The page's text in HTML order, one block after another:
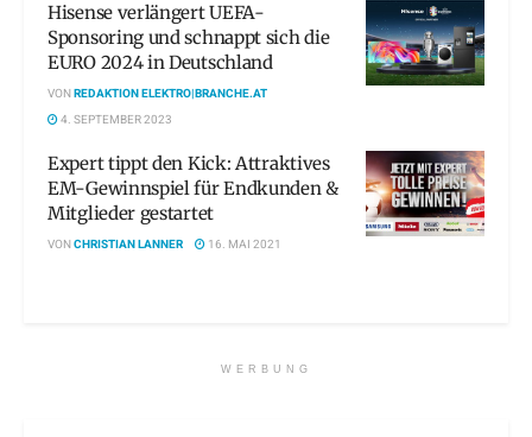
Hisense verlängert UEFA-
Sponsoring und schnappt sich die
EURO 2024 in Deutschland
VONREDAKTION ELEKTRO|BRANCHE.AT
4. SEPTEMBER 2023
Expert tippt den Kick: Attraktives
EM-Gewinnspiel für Endkunden &
Mitglieder gestartet
VONCHRISTIAN LANNER 16. MAI 2021
WERBUNG